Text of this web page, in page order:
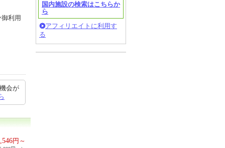
利用
会が
円～
国内施設の検索はこちらか
ら
アフィリエイトに利用す
る